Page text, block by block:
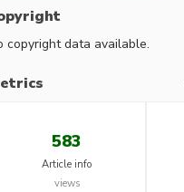
copyright data available.
583
Article info
views